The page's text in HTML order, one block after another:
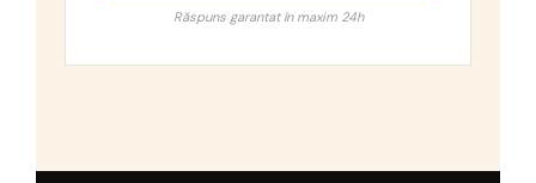
Răspuns garantat în maxim 24h